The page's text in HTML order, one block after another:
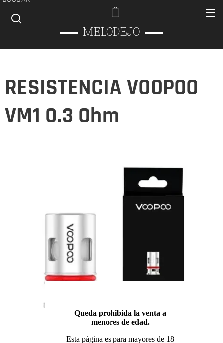
MELODEJO
RESISTENCIA VOOPOO
VM1 0.3 Ohm
Queda prohibida la venta a
menores de edad.
Esta página es para mayores de 18